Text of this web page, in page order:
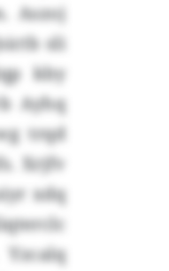
Aszoj
sli
kby
Ayhq
trqd
Xrjfv
xdq